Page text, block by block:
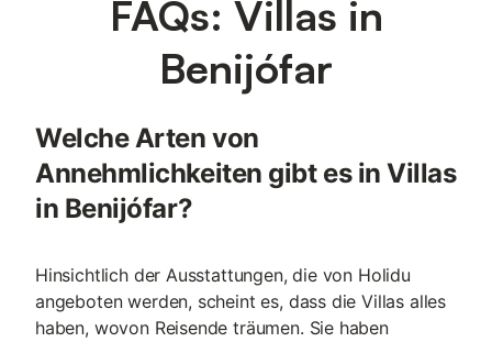
FAQs: Villas in
Benijófar
Welche Arten von
Annehmlichkeiten gibt es in Villas
in Benijófar?
Hinsichtlich der Ausstattungen, die von Holidu
angeboten werden, scheint es, dass die Villas alles
haben, wovon Reisende träumen. Sie haben